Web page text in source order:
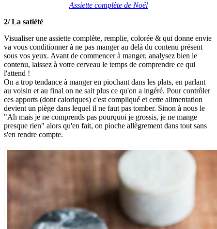
Assiette complète de Noël
2/ La satiété
Visualiser une assiette complète, remplie, colorée & qui donne envie
va vous conditionner à ne pas manger au delà du contenu présent
sous vos yeux. Avant de commencer à manger, analysez bien le
contenu, laissez à votre cerveau le temps de comprendre ce qui
l'attend !
On a trop tendance à manger en piochant dans les plats, en parlant
au voisin et au final on ne sait plus ce qu'on a ingéré. Pour contrôler
ces apports (dont caloriques) c'est compliqué et cette alimentation
devient un piège dans lequel il ne faut pas tomber. Sinon à nous le
"Ah mais je ne comprends pas pourquoi je grossis, je ne mange
presque rien" alors qu'en fait, on pioche allègrement dans tout sans
s'en rendre compte.